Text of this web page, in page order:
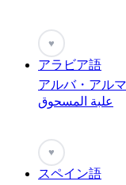
♥
アラビア語
アルバ・アル
علبة المسحوق
♥
スペイン語